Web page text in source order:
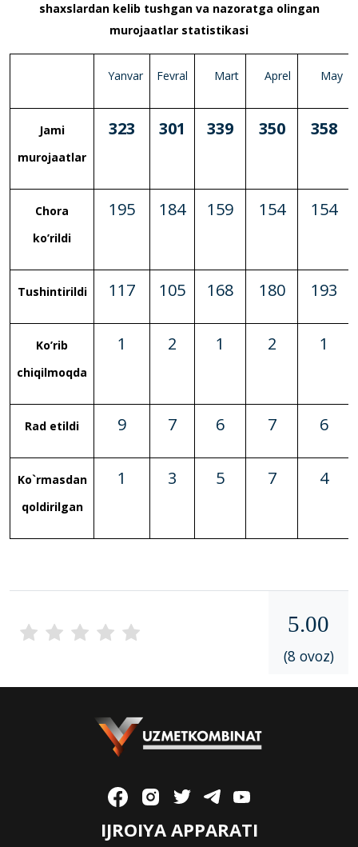
shaxslardan kelib tushgan va nazoratga olingan
murojaatlar statistikasi
Yanvar Fevral Mart Aprel May
Jami
murojaatlar
323 301 339 350 358
Chora
ko’rildi
195 184 159 154 154
Tushintirildi 117 105 168 180 193
Ko’rib
chiqilmoqda
1 2 1 2 1
Rad etildi 9 7 6 7 6
Ko`rmasdan
qoldirilgan
1 3 5 7 4
5.00
(8 ovoz)
IJROIYA APPARATI